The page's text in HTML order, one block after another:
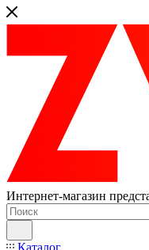
Интернет-магазин
Каталог